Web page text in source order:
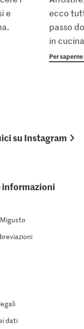
e
ecco
passo
in
Per
su Instagram
informazioni
dati